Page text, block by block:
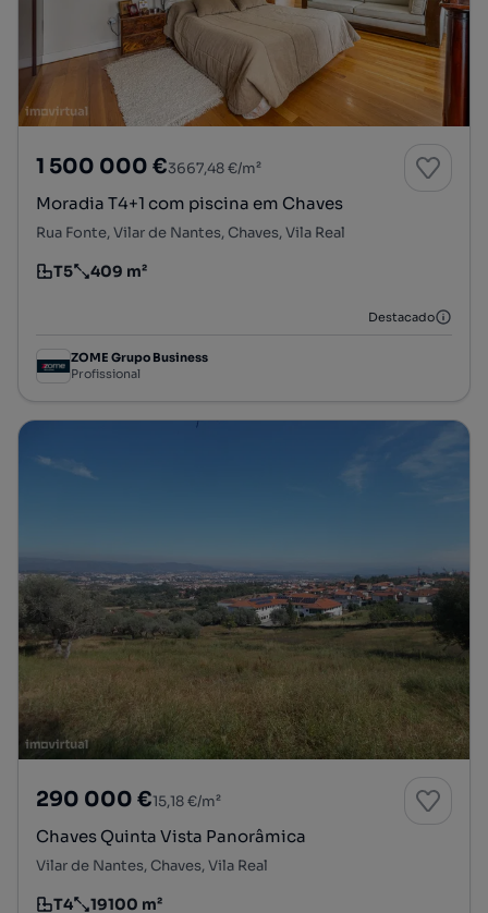
1 500 000 €3667,48 €/m²
Moradia T4+1 com piscina em Chaves
Rua Fonte, Vilar de Nantes, Chaves, Vila Real
Tipologia
T5
Preço por metro quadrado
409 m²
Destacado
ZOME Grupo Business
Profissional
290 000 €15,18 €/m²
Chaves Quinta Vista Panorâmica
Vilar de Nantes, Chaves, Vila Real
T4 19100 m²